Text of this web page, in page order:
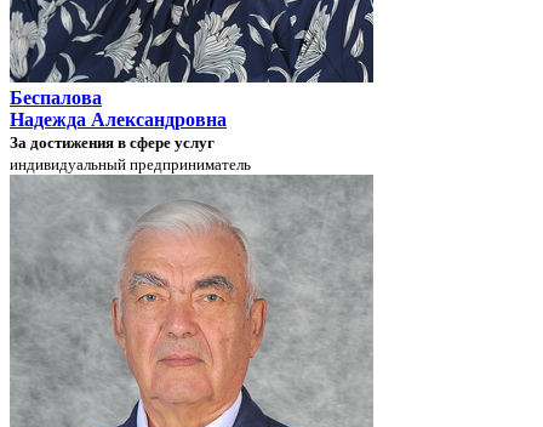
Беспалова
Надежда Александровна
За достижения в сфере услуг
индивидуальный предприниматель